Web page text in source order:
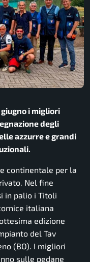
i migliori
degli
azzurre e grandi
continentale per la
Nel fine
in palio i Titoli
italiana
edizione
del Tav
(BO). I migliori
sulle pedane